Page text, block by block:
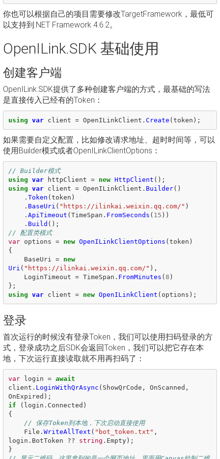
你也可以根据自己的项目需要修改TargetFramework，最低可
以支持到.NET Framework 4.6.2。
OpenILink.SDK 基础使用
创建客户端
OpenILink.SDK提供了多种创建客户端的方式，最基础的写法
是直接传入已经有的Token：
using var client = OpenILinkClient . Create (token );
如果需要自定义配置，比如修改请求地址、超时时间等，可以
使用Builder模式或者OpenILinkClientOptions：
// Builder模式
using var httpClient = new HttpClient ();
using var client = OpenILinkClient . Builder()
. Token (token )
. BaseUri ( "https://ilinkai.weixin.qq.com/" )
. ApiTimeout (TimeSpan . FromSeconds ( 15 ))
. Build ();
// 配置类模式
var
options = new OpenILinkClientOptions (token )
{
BaseUri
=
new
Uri ( "https://ilinkai.weixin.qq.com/" ),
LoginTimeout = TimeSpan . FromMinutes ( 8 )
};
using var client = new OpenILinkClient ( options );
登录
首次运行的时候没有登录Token，我们可以使用扫码登录的方
式，登录成功之后SDK会返回Token，我们可以把它存在本
地，下次运行直接读取就不用再扫码了：
var login = await
client . LoginWithQrAsync ( ShowQrCode , OnScanned ,
OnExpired );
if
( login . Connected )
{
// 保存Token到本地，下次启动直接使用
File . WriteAllText ( "bot_token.txt" ,
login . BotToken ?? string . Empty);
}